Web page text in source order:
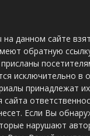
на данном сайте
обратную
исключительно в
принадлежат
сайта
Если Вы
нарушают